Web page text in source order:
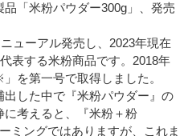
「米粉パウダー300g」、発売
ューアル発売し、2023年現在
表する米粉商品です。2018年
を第一号で取得しました。
出した中で『米粉パウダー』の
考えると、『米粉＋粉
ミングではありますが、これま